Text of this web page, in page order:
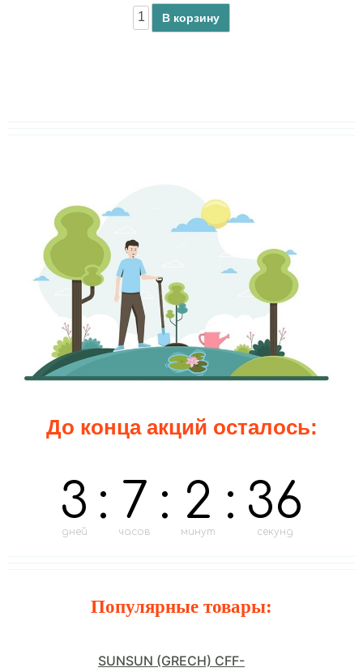
В корзину
До конца акций осталось:
3
дней
: 7
часов
: 2
минут
: 34
секунд
Популярные товары:
SUNSUN (GRECH) CFF-